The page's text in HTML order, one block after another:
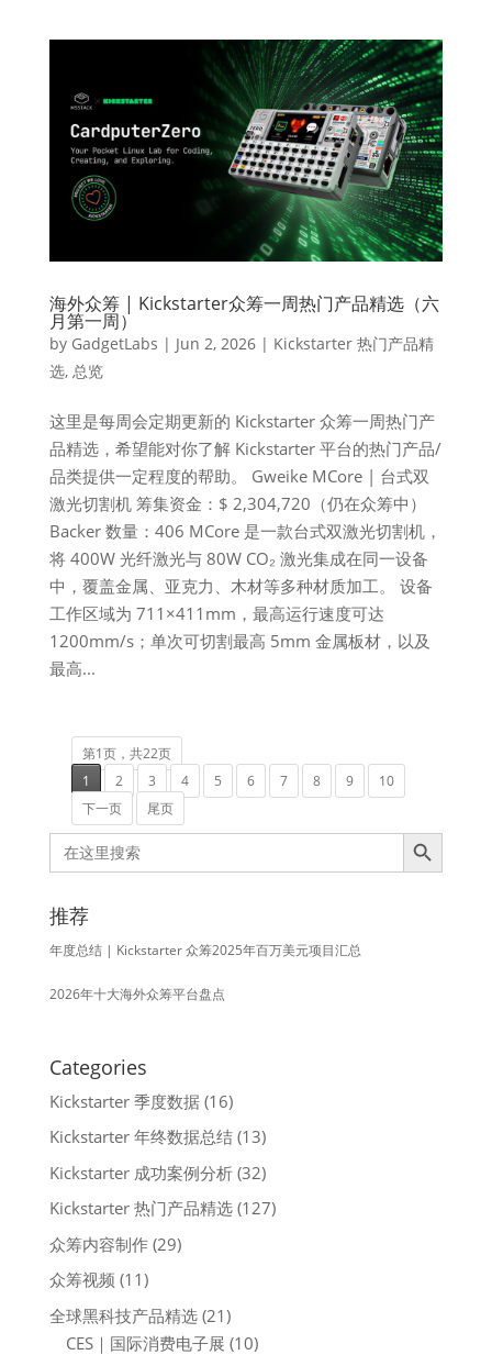
海外众筹 | Kickstarter众筹一周热门产品精选（六
月第一周）
by GadgetLabs | Jun 2, 2026| Kickstarter 热门产品精
选, 总览
这里是每周会定期更新的 Kickstarter 众筹一周热门产
品精选，希望能对你了解 Kickstarter 平台的热门产品/
品类提供一定程度的帮助。 Gweike MCore | 台式双
激光切割机 筹集资金：$ 2,304,720（仍在众筹中）
Backer 数量：406 MCore 是一款台式双激光切割机，
将 400W 光纤激光与 80W CO₂ 激光集成在同一设备
中，覆盖金属、亚克力、木材等多种材质加工。 设备
工作区域为 711×411mm，最高运行速度可达
1200mm/s；单次可切割最高 5mm 金属板材，以及
最高...
第1页，共22页
1
2 3 4 5 6 7 8 9
10
下一页
尾页
Search
for:
Search Button
推荐
年度总结 | Kickstarter 众筹2025年百万美元项目汇总
2026年十大海外众筹平台盘点
Categories
Kickstarter 季度数据(16)
Kickstarter 年终数据总结(13)
Kickstarter 成功案例分析(32)
Kickstarter 热门产品精选(127)
众筹内容制作(29)
众筹视频 (11)
全球黑科技产品精选(21)
CES｜国际消费电子展 (10)